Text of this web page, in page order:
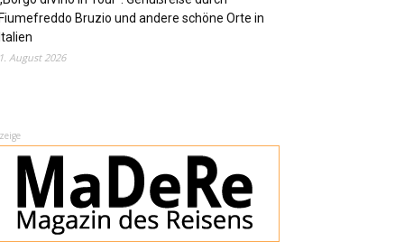
Bruzio und andere schöne Orte in
August 2026